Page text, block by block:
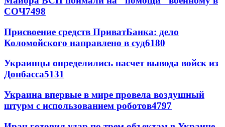
СОЧ7498
Присвоение средств ПриватБанка: дело
Коломойского направлено в суд6180
Украинцы определились насчет вывода войск из
Донбасса5131
Украина впервые в мире провела воздушный
штурм с использованием роботов4797